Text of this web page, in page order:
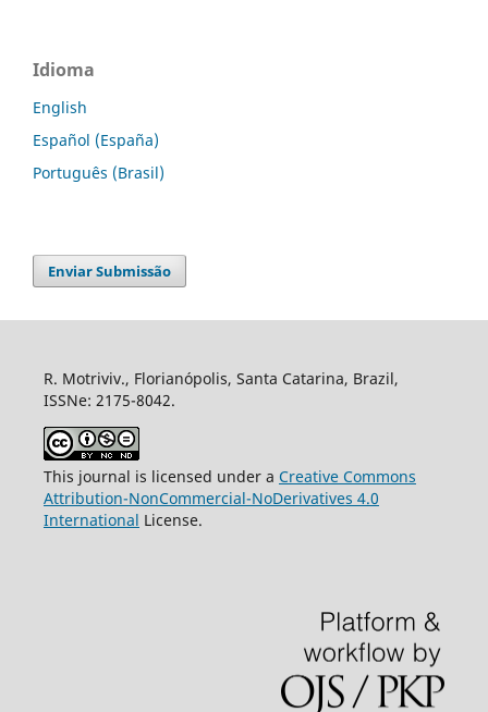
Idioma
English
Español (España)
Português (Brasil)
Enviar Submissão
R. Motriviv., Florianópolis, Santa Catarina, Brazil,
ISSNe: 2175-8042.
This journal is licensed under a Creative Commons
Attribution-NonCommercial-NoDerivatives 4.0
International License.